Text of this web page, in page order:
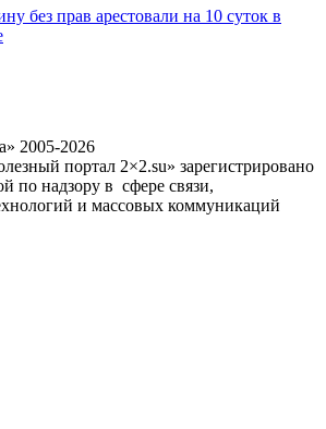
без прав арестовали на 10 суток в
2005-2026
портал 2×2.su» зарегистрировано
по надзору в сфере связи,
и массовых коммуникаций